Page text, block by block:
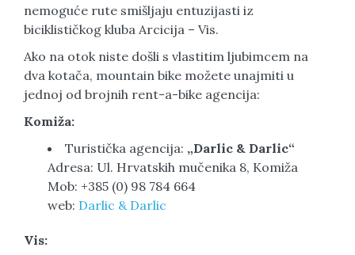
nemoguće rute smišljaju entuzijasti iz
biciklističkog kluba Arcicija – Vis.
Ako na otok niste došli s vlastitim ljubimcem na
dva kotača, mountain bike možete unajmiti u
jednoj od brojnih rent-a-bike agencija:
Komiža:
Turistička agencija: „Darlic & Darlic“
Adresa: Ul. Hrvatskih mučenika 8, Komiža
Mob: +385 (0) 98 784 664
web: Darlic & Darlic
Vis: